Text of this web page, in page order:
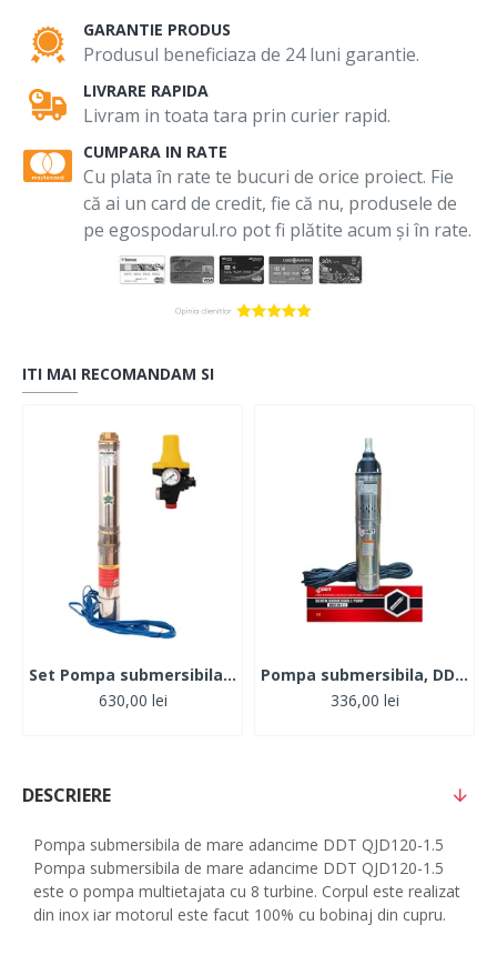
GARANTIE PRODUS
Produsul beneficiaza de 24 luni garantie.
LIVRARE RAPIDA
Livram in toata tara prin curier rapid.
CUMPARA IN RATE
Cu plata în rate te bucuri de orice proiect. Fie
că ai un card de credit, fie că nu, produsele de
pe egospodarul.ro pot fi plătite acum și în rate.
ITI MAI RECOMANDAM SI
Set Pompa submersibila 1.1kW, 120, 1tol, MFE 4STM4-8 + Presostat electronic automat
630,00 lei
Pompa submersibila, DDT, QGD120, Inox, 120 m, 3 m³/h, 20 m cablu
336,00 lei
DESCRIERE
Pompa submersibila de mare adancime DDT QJD120-1.5
Pompa submersibila de mare adancime DDT QJD120-1.5
este o pompa multietajata cu 8 turbine. Corpul este realizat
din inox iar motorul este facut 100% cu bobinaj din cupru.